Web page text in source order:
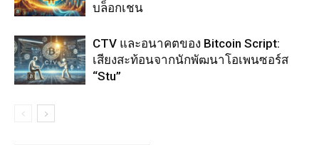
บล็อกเชน
CTV และอนาคตของ Bitcoin Script:
เสียงสะท้อนจากนักพัฒนาโอเพนซอร์ส
“Stu”